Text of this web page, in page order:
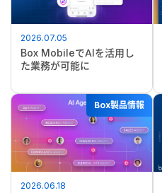
2026.07.05
Box MobileでAIを活用し
た業務が可能に
Box製品情報
2026.06.18